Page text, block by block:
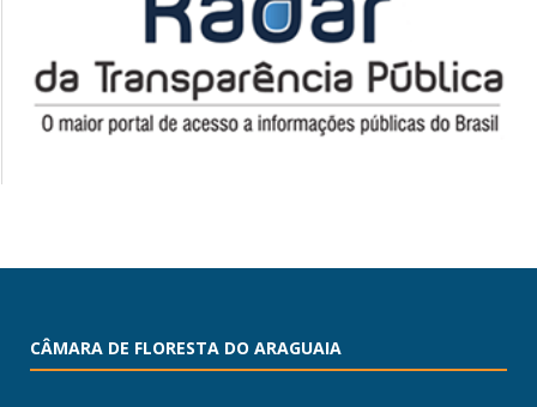
CÂMARA DE FLORESTA DO ARAGUAIA